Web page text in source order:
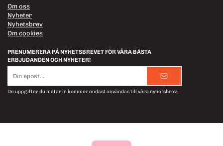
Om oss
Nyheter
Nyhetsbrev
Om cookies
PRENUMERERA PÅ NYHETSBREVET FÖR VÅRA BÄSTA
ERBJUDANDEN OCH NYHETER!
postadress
De uppgifter du matar in kommer endast användas till våra nyhetsbrev.